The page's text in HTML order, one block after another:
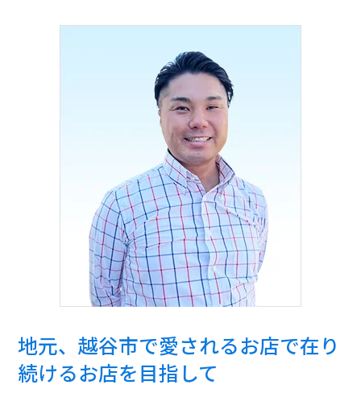
地元、越谷市で愛されるお店で在り
続けるお店を目指して